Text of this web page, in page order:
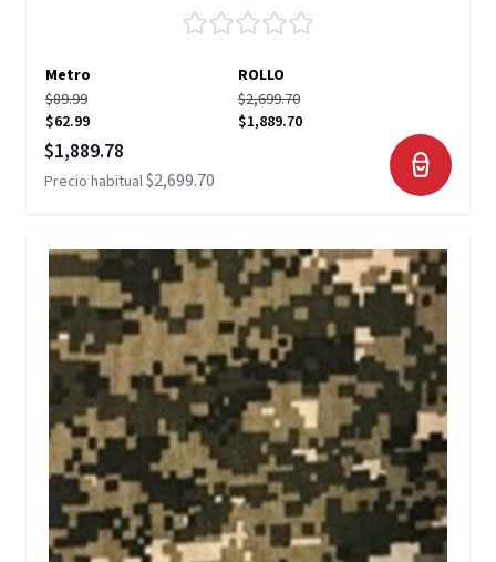
Metro
ROLLO
$89.99
$62.99
$2,699.70
$1,889.70
Precio especial
$1,889.78
Precio habitual$2,699.70